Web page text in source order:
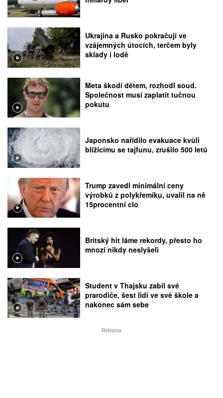
Ukrajina a Rusko pokračují ve
vzájemných útocích, terčem byly
sklady i lodě
Meta škodí dětem, rozhodl soud.
Společnost musí zaplatit tučnou
pokutu
Japonsko nařídilo evakuace kvůli
blížícímu se tajfunu, zrušilo 500 letů
Trump zavedl minimální ceny
výrobků z polykřemíku, uvalil na ně
15procentní clo
Britský hit láme rekordy, přesto ho
mnozí nikdy neslyšeli
Student v Thajsku zabil své
prarodiče, šest lidí ve své škole a
nakonec sám sebe
Reklama